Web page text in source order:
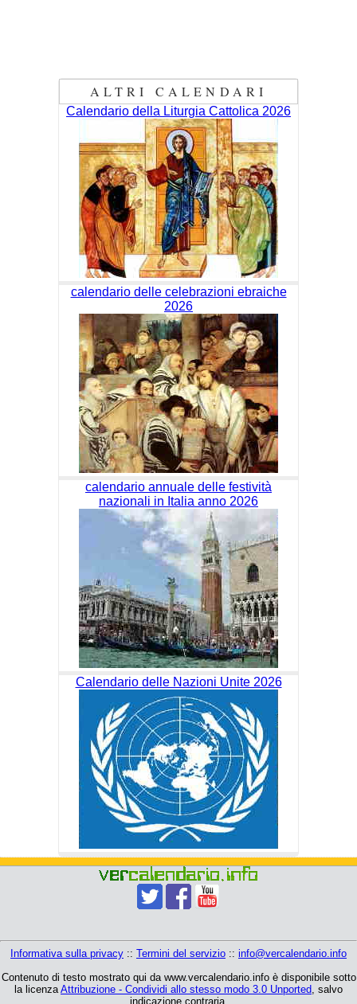
ALTRI CALENDARI
Calendario della Liturgia Cattolica 2026
calendario delle celebrazioni ebraiche
2026
calendario annuale delle festività
nazionali in Italia anno 2026
Calendario delle Nazioni Unite 2026
Informativa sulla privacy :: Termini del servizio :: info@vercalendario.info
Contenuto di testo mostrato qui da www.vercalendario.info è disponibile sotto
la licenza Attribuzione - Condividi allo stesso modo 3.0 Unported , salvo
indicazione contraria.